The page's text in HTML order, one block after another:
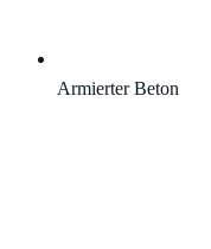
Armierter Beton